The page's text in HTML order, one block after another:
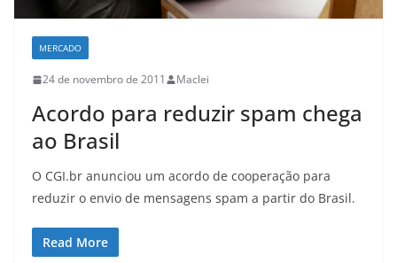
MERCADO
24 de novembro de 2011 Maclei
Acordo para reduzir spam chega
ao Brasil
O CGI.br anunciou um acordo de cooperação para
reduzir o envio de mensagens spam a partir do Brasil.
Read More